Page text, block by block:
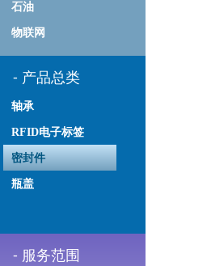
石油
物联网
- 产品总类
轴承
RFID电子标签
密封件
瓶盖
- 服务范围